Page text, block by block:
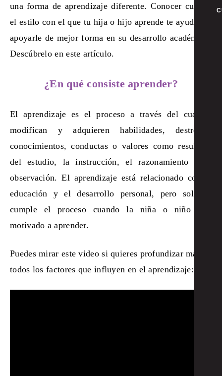
una forma de aprendizaje diferente. Conocer cuál es
el estilo con el que tu hija o hijo aprende te ayudará a
apoyarle de mejor forma en su desarrollo académico.
Descúbrelo en este artículo.
¿En qué consiste aprender?
El aprendizaje es el proceso a través del cual se
modifican y adquieren habilidades, destrezas,
conocimientos, conductas o valores como resultado
del estudio, la instrucción, el razonamiento y la
observación. El aprendizaje está relacionado con la
educación y el desarrollo personal, pero solo se
cumple el proceso cuando la niña o niño está
motivado a aprender.
Puedes mirar este video si quieres profundizar más en
todos los factores que influyen en el aprendizaje: